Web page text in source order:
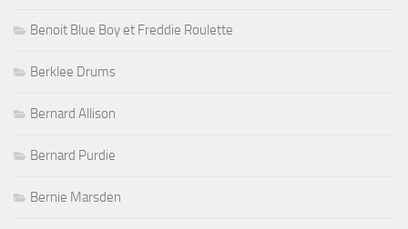
Benoit Blue Boy et Freddie Roulette
Berklee Drums
Bernard Allison
Bernard Purdie
Bernie Marsden